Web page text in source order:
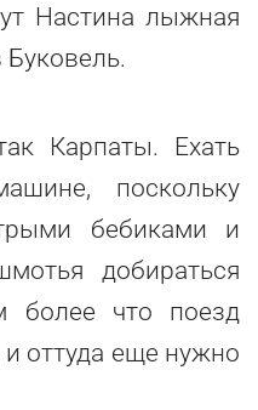
Настина лыжная
Карпаты. Ехать
поскольку
бебиками и
добираться
более что поезд
и оттуда еще нужно